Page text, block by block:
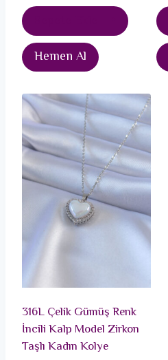
Hemen Al
316L Çelik Gümüş Renk
İncili Kalp Model Zirkon
Taşlı Kadın Kolye